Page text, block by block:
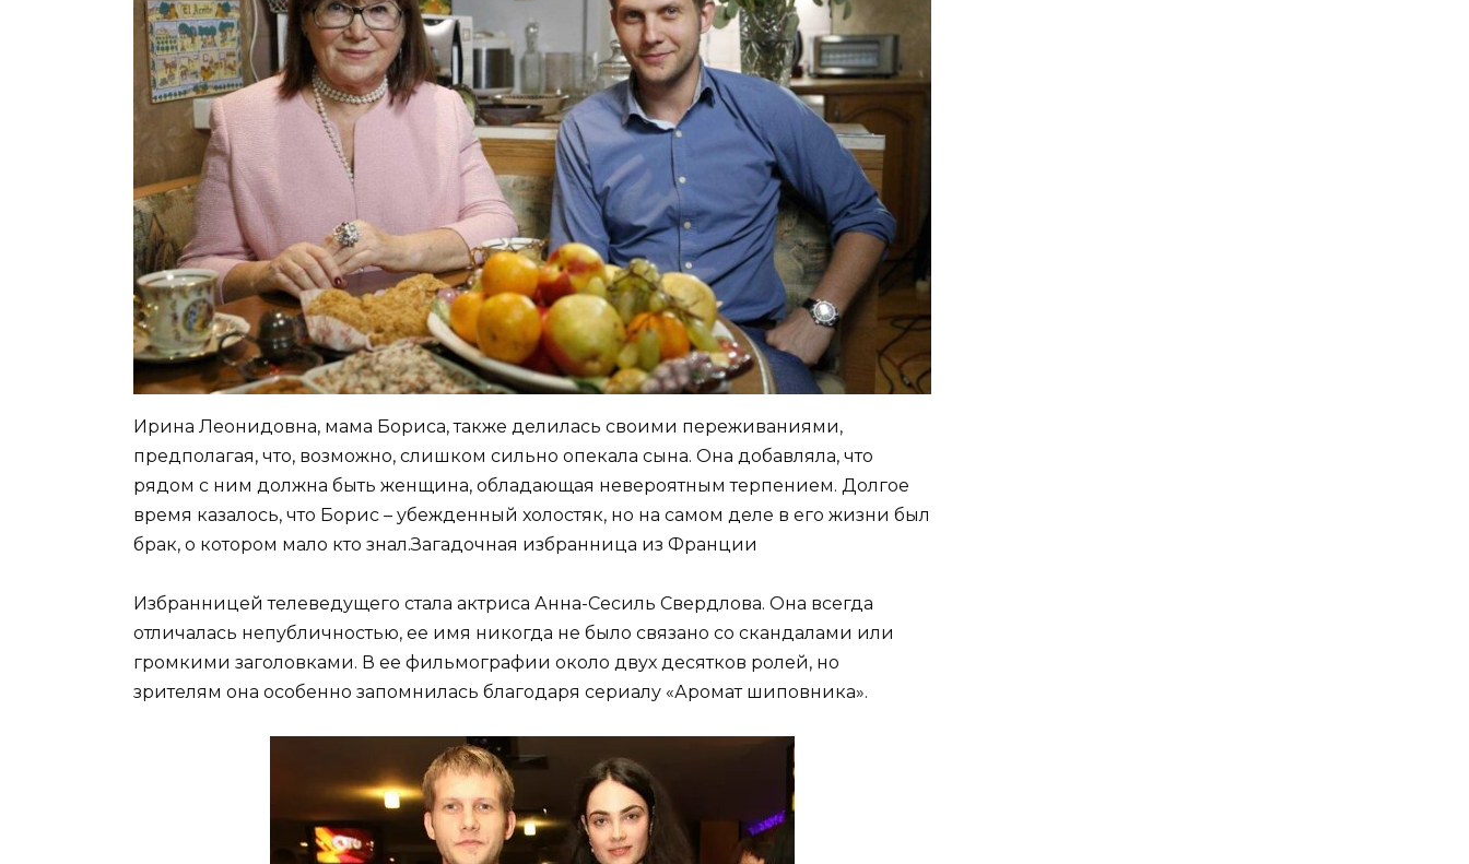
Ирина Леонидовна, мама Бориса, также делилась своими переживаниями,
предполагая, что, возможно, слишком сильно опекала сына. Она добавляла, что
рядом с ним должна быть женщина, обладающая невероятным терпением. Долгое
время казалось, что Борис – убежденный холостяк, но на самом деле в его жизни был
брак, о котором мало кто знал.Загадочная избранница из Франции
Избранницей телеведущего стала актриса Анна-Сесиль Свердлова. Она всегда
отличалась непубличностью, ее имя никогда не было связано со скандалами или
громкими заголовками. В ее фильмографии около двух десятков ролей, но
зрителям она особенно запомнилась благодаря сериалу «Аромат шиповника».